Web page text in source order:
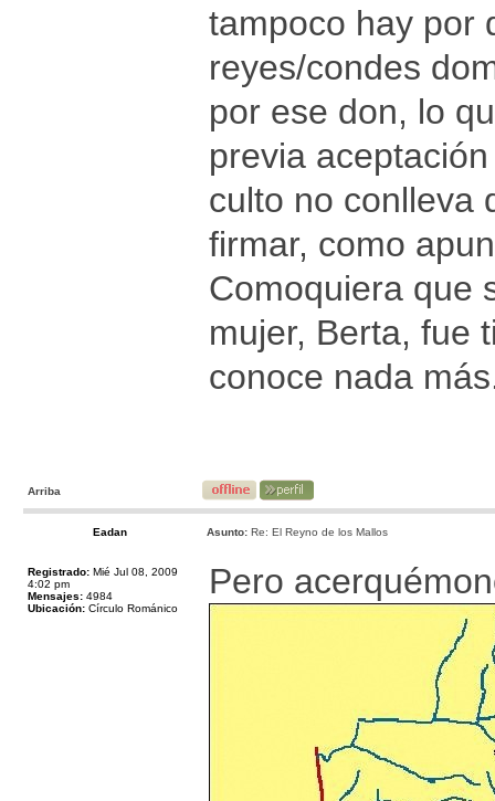
tampoco hay por
reyes/condes
por ese don, lo
previa
culto no conlleva
firmar, como
Comoquiera que
mujer, Berta, fue
conoce nada
Arriba
Eadan Asunto: Re: El Reyno de los Mallos
Registrado: Mié Jul 08, 2009
4:02 pm
Mensajes: 4984
Ubicación: Círculo Románico
Pero